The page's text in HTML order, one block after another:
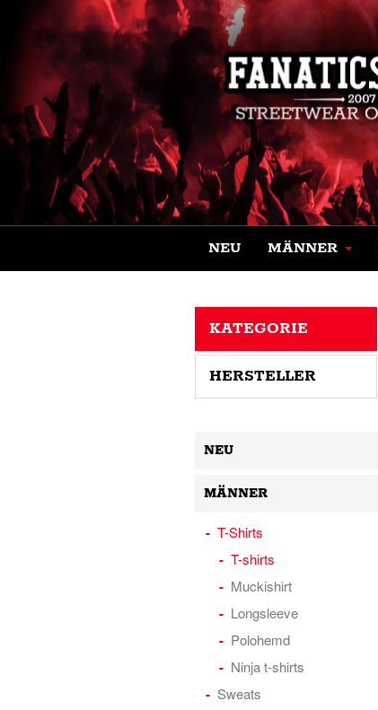
NEU MÄNNER
KATEGORIE
HERSTELLER
NEU
MÄNNER
T-Shirts
T-shirts
Muckishirt
Longsleeve
Polohemd
Ninja t-shirts
Sweats